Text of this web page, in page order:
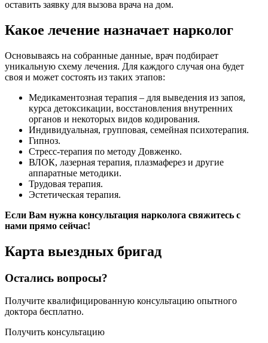
оставить заявку для вызова врача на дом.
Какое лечение назначает нарколог
Основываясь на собранные данные, врач подбирает
уникальную схему лечения. Для каждого случая она будет
своя и может состоять из таких этапов:
Медикаментозная терапия – для выведения из запоя,
курса детоксикации, восстановления внутренних
органов и некоторых видов кодирования.
Индивидуальная, групповая, семейная психотерапия.
Гипноз.
Стресс-терапия по методу Довженко.
ВЛОК, лазерная терапия, плазмаферез и другие
аппаратные методики.
Трудовая терапия.
Эстетическая терапия.
Если Вам нужна консультация нарколога свяжитесь с
нами прямо сейчас!
Карта выездных бригад
Остались вопросы?
Получите квалифицированную консультацию опытного
доктора бесплатно.
Получить консультацию